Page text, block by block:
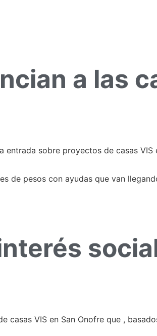
a las
sobre proyectos de casas VIS
de pesos con ayudas que van
VIS en San Onofre que ,